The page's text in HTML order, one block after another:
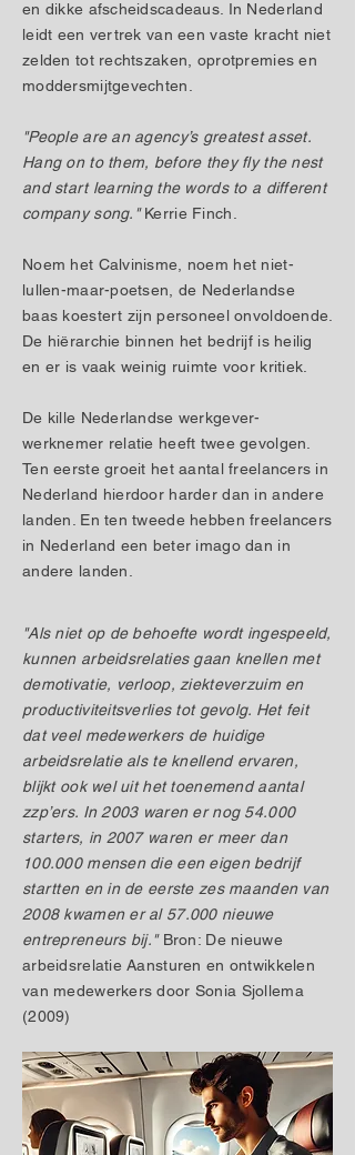
en dikke afscheidscadeaus. In Nederland
leidt een vertrek van een vaste kracht niet
zelden tot rechtszaken, oprotpremies en
moddersmijtgevechten.
"People are an agency’s greatest asset.
Hang on to them, before they fly the nest
and start learning the words to a different
company song."Kerrie Finch.
Noem het Calvinisme, noem het niet-
lullen-maar-poetsen, de Nederlandse
baas koestert zijn personeel onvoldoende.
De hiërarchie binnen het bedrijf is heilig
en er is vaak weinig ruimte voor kritiek.
De kille Nederlandse werkgever-
werknemer relatie heeft twee gevolgen.
Ten eerste groeit het aantal freelancers in
Nederland hierdoor harder dan in andere
landen. En ten tweede hebben freelancers
in Nederland een beter imago dan in
andere landen.
"Als niet op de behoefte wordt ingespeeld,
kunnen arbeidsrelaties gaan knellen met
demotivatie, verloop, ziekteverzuim en
productiviteitsverlies tot gevolg. Het feit
dat veel medewerkers de huidige
arbeidsrelatie als te knellend ervaren,
blijkt ook wel uit het toenemend aantal
zzp’ers. In 2003 waren er nog 54.000
starters, in 2007 waren er meer dan
100.000 mensen die een eigen bedrijf
startten en in de eerste zes maanden van
2008 kwamen er al 57.000 nieuwe
entrepreneurs bij."Bron: De nieuwe
arbeidsrelatie Aansturen en ontwikkelen
van medewerkers door Sonia Sjollema
(2009)